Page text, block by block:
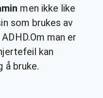
men ikke like
som brukes av
man er
kan
bruke.